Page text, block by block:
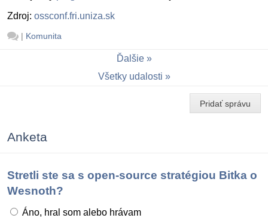
Zdroj: ossconf.fri.uniza.sk
| Komunita
Ďalšie
Všetky udalosti
Pridať správu
Anketa
Stretli ste sa s open-source stratégiou Bitka o
Wesnoth?
Áno, hral som alebo hrávam